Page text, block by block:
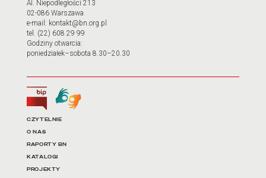
Al. Niepodległości 213
02-086 Warszawa
e-mail: kontakt@bn.org.pl
tel. (22) 608 29 99
Godziny otwarcia:
poniedziałek–sobota 8.30–20.30
Biuletyn Informacji Publicznej
Tłumacz języka migowego
Linki do najważniejszych
CZYTELNIE
O NAS
RAPORTY BN
KATALOGI
PROJEKTY